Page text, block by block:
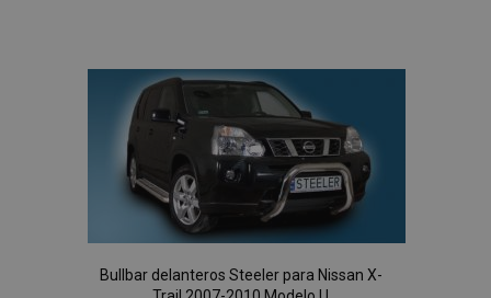
de
Deseos
Bullbar delanteros Steeler para Nissan X-